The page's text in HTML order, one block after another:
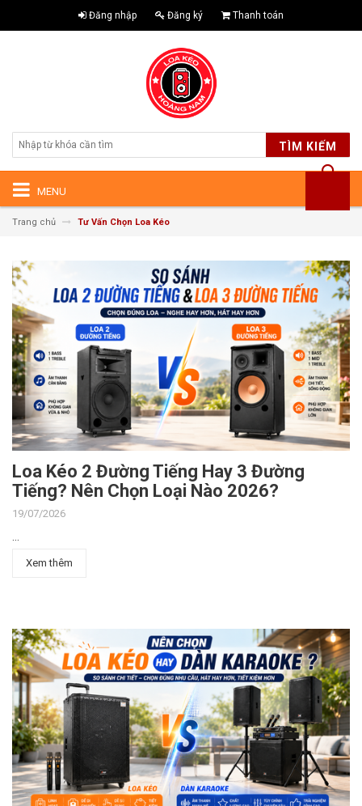
Đăng nhập Đăng ký Thanh toán
TÌM KIẾM
MENU
Trang chủ Tư Vấn Chọn Loa Kéo
Loa Kéo 2 Đường Tiếng Hay 3 Đường
Tiếng? Nên Chọn Loại Nào 2026?
19/07/2026
Xem thêm